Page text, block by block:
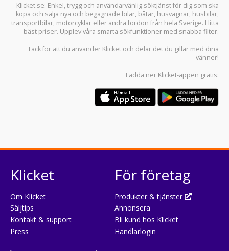
Klicket.se: Enkel, trygg och användarvänlig söktjänst för dig som ska
köpa och sälja nya och begagnade bilar, båtar, husvagnar, husbilar,
transportbilar, motorcyklar eller andra fordon från hela Sverige. Hitta
bäst priser. Upplev våra smarta sökfunktioner med snabba filter.
Tack för att du använder Klicket och delar det du gillar med dina
vänner!
Ladda ner Klicket-appen gratis:
Klicket
Om Klicket
Säljtips
Kontakt & support
Press
För företag
Produkter & tjänster
Annonsera
Bli kund hos Klicket
Handlarlogin